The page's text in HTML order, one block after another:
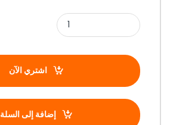
اشتري الآن
إضافة إلى السلة